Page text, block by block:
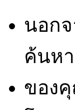
นอก
ค้นห
ของ